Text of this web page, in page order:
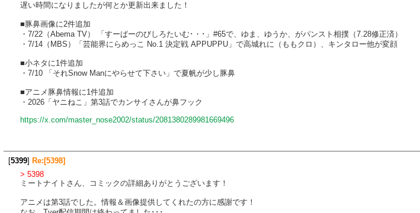
遅い時間になりましたが何とか更新出来ました！
■豚鼻画像に2件追加
・7/22（Abema TV） 「すーぱーのびしろたいむ･・･」#65で、ゆま、ゆうか、がパンスト相撲（7.28修正済）
・7/14（MBS）「芸能界にらめっこ No.1 決定戦 APPUPPU」で高城れに（ももクロ）、キンタロー他が変顔
■小ネタに1件追加
・7/10 「それSnow Manにやらせて下さい」で夏帆が少し豚鼻
■アニメ豚鼻情報に1件追加
・2026「ヤニねこ」第3話でカンサイさんが鼻フック
https://x.com/master_nose2002/status/2081380289981669496
[5399] Re:[5398]
> 5398
ミートナイトさん、コミックの詳細ありがとうございます！
アニメは第3話でした。情報＆画像提供してくれたの方に感謝です！